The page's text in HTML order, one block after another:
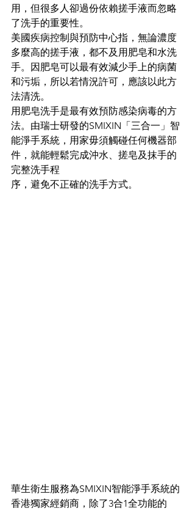
用，但很多人卻過份依賴搓手液而忽略
了洗手的重要性。
美國疾病控制與預防中心指，無論濃度
多麼高的搓手液，都不及用肥皂和水洗
手。因肥皂可以最有效減少手上的病菌
和污垢，所以若情況許可，應該以此方
法清洗。
用肥皂洗手是最有效預防感染病毒的方
法。由瑞士研發的SMIXIN「三合一」智
能淨手系統，用家毋須觸碰任何機器部
件，就能輕鬆完成沖水、搓皂及抹手的
完整洗手程
序，避免不正確的洗手方式。
華生衛生服務為SMIXIN智能淨手系統的
香港獨家經銷商，除了3合1全功能的